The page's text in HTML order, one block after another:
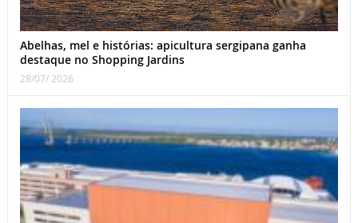
Abelhas, mel e histórias: apicultura sergipana ganha
destaque no Shopping Jardins
28/07/ 2026